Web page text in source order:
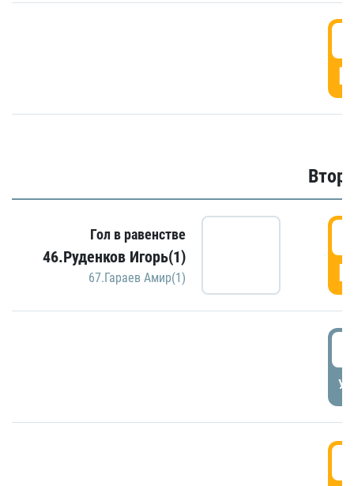
Гол в равенстве
46.Руденков Игорь(1)
67.Гараев Амир(1)